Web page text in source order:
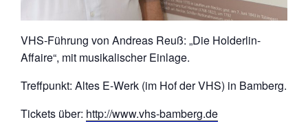
VHS-Führung von Andreas Reuß: „Die Holderlin-
Affaire“, mit musikalischer Einlage.
Treffpunkt: Altes E-Werk (im Hof der VHS) in Bamberg.
Tickets über: http://www.vhs-bamberg.de